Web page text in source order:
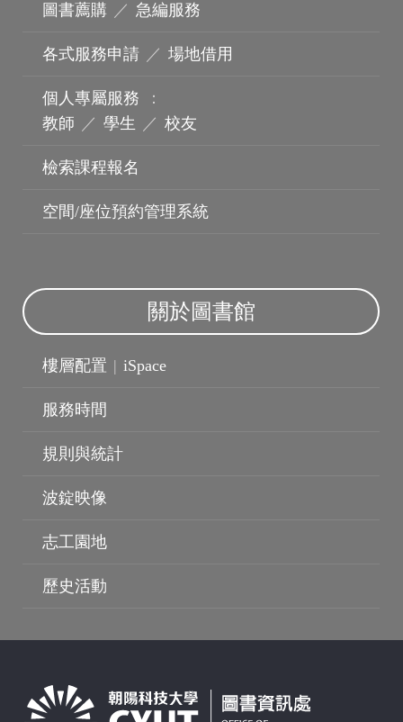
圖書薦購 ／ 急編服務
各式服務申請 ／ 場地借用
個人專屬服務
：
教師 ／ 學生 ／ 校友
檢索課程報名
空間/座位預約管理系統
關於圖書館
樓層配置 | iSpace
服務時間
規則與統計
波錠映像
志工園地
歷史活動